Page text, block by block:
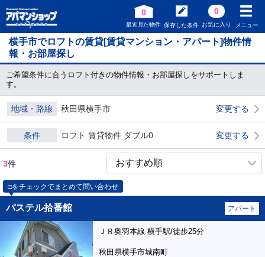
0
最近見た物件 保存した条件
0
お気に入り メニュー
横手市でロフトの賃貸[賃貸マンション・アパート]物件情
報・お部屋探し
ご希望条件に合うロフト付きの物件情報・お部屋探しをサポートしま
す。
地域・路線 秋田県横手市 変更する
条件 ロフト 賃貸物件 ダブル0 変更する
3件
□をチェックでまとめて問い合わせ
パステル拾番館 アパート
ＪＲ奥羽本線 横手駅/徒歩25分
秋田県横手市城南町